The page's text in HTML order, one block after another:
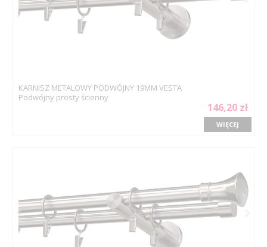
KARNISZ METALOWY PODWÓJNY 19MM VESTA
Podwójny prosty ścienny
146,20 zł
WIĘCEJ